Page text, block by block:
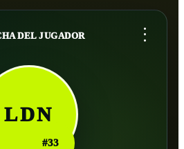
DEL JUGADOR ...
LDN
#33